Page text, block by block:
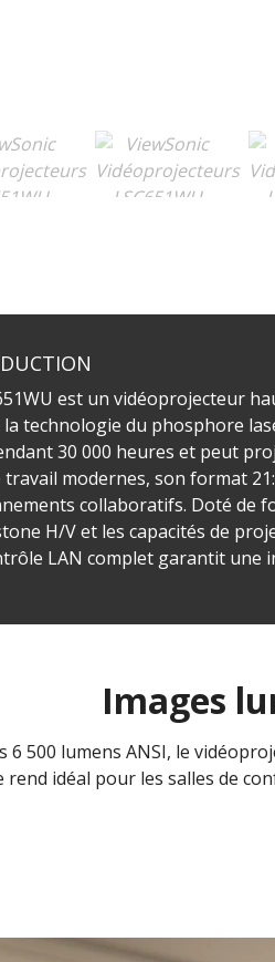
est un vidéoprojecteur
la technologie du phosphore
30 000 heures et peut
travail modernes, son format
collaboratifs. Doté de
H/V et les capacités de
LAN complet garantit une
Images
6 500 lumens ANSI, le
rend idéal pour les salles de